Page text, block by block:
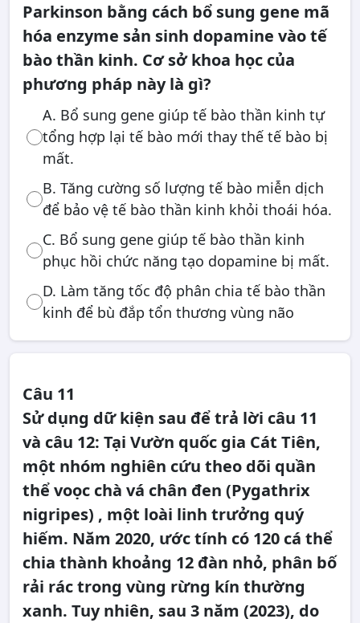
Parkinson bằng cách bổ sung gene mã
hóa enzyme sản sinh dopamine vào tế
bào thần kinh. Cơ sở khoa học của
phương pháp này là gì?
A. Bổ sung gene giúp tế bào thần kinh tự
tổng hợp lại tế bào mới thay thế tế bào bị
mất.
B. Tăng cường số lượng tế bào miễn dịch
để bảo vệ tế bào thần kinh khỏi thoái hóa.
C. Bổ sung gene giúp tế bào thần kinh
phục hồi chức năng tạo dopamine bị mất.
D. Làm tăng tốc độ phân chia tế bào thần
kinh để bù đắp tổn thương vùng não
Câu 11
Sử dụng dữ kiện sau để trả lời câu 11
và câu 12: Tại Vườn quốc gia Cát Tiên,
một nhóm nghiên cứu theo dõi quần
thể voọc chà vá chân đen (Pygathrix
nigripes) , một loài linh trưởng quý
hiếm. Năm 2020, ước tính có 120 cá thể
chia thành khoảng 12 đàn nhỏ, phân bố
rải rác trong vùng rừng kín thường
xanh. Tuy nhiên, sau 3 năm (2023), do